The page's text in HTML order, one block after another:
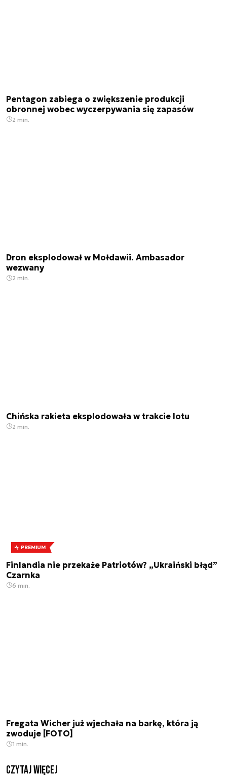
Pentagon zabiega o zwiększenie produkcji
obronnej wobec wyczerpywania się zapasów
2 min.
Dron eksplodował w Mołdawii. Ambasador
wezwany
2 min.
Chińska rakieta eksplodowała w trakcie lotu
2 min.
PREMIUM
Finlandia nie przekaże Patriotów? „Ukraiński błąd”
Czarnka
6 min.
Fregata Wicher już wjechała na barkę, która ją
zwoduje [FOTO]
1 min.
czytaj więcej